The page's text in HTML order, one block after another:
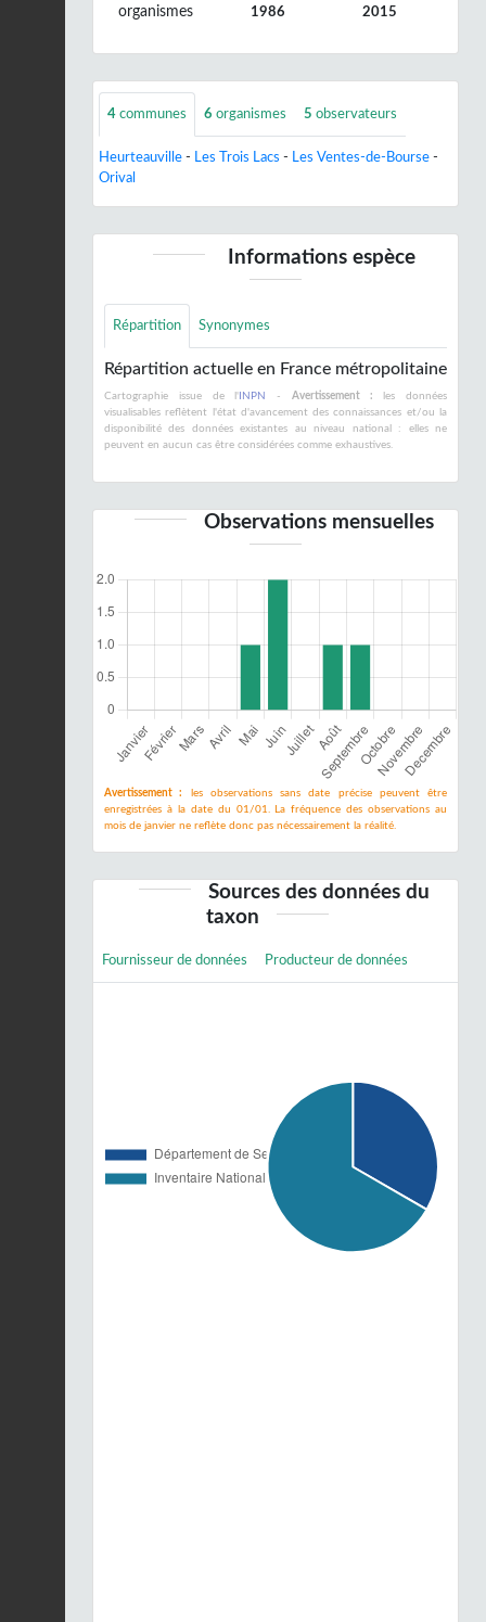
organismes 1986 2015
4 communes 6 organismes 5 observateurs
Heurteauville - Les Trois Lacs - Les Ventes-de-Bourse -
Orival
Informations espèce
Répartition Synonymes
Répartition actuelle en France métropolitaine
Cartographie issue de l' INPN - Avertissement : les données
visualisables reflètent l'état d'avancement des connaissances et/ou la
disponibilité des données existantes au niveau national : elles ne
peuvent en aucun cas être considérées comme exhaustives.
Observations mensuelles
Avertissement :
les observations sans date précise peuvent être
enregistrées à la date du 01/01. La fréquence des observations au
mois de janvier ne reflète donc pas nécessairement la réalité.
Sources des données du
taxon
Fournisseur de données Producteur de données